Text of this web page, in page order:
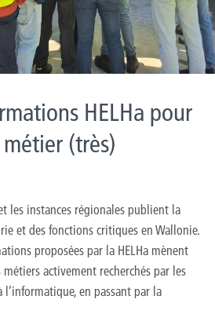
HELHa pour
(très)
les instances régionales publient la
et des fonctions critiques en Wallonie.
proposées par la HELHa mènent
activement recherchés par les
l’informatique, en passant par la